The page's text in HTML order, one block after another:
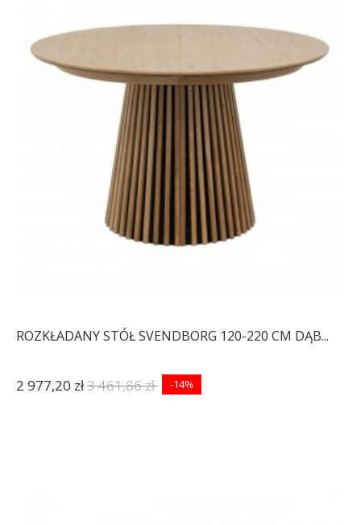
ROZKŁADANY STÓŁ SVENDBORG 120-220 CM DĄB...
2 977,20 zł3 461,86 zł -14%